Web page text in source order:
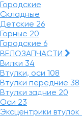
Городские
Складные
Детские 26
Горные 20
Городские 6
ВЕЛОЗАПЧАСТИ
Вилки 34
Втулки, оси 108
Втулки передние 38
Втулки задние 20
Оси 23
Эксцентрики втулок